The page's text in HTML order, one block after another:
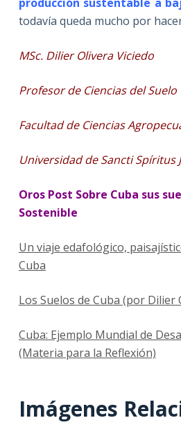
todavía queda mucho por
MSc. Dilier Olivera Viciedo
Profesor de Ciencias del Suelo
Facultad de Ciencias
Universidad de Sancti Spíritus
Oros Post Sobre Cuba sus
Sostenible
Un viaje edafológico,
Cuba
Los Suelos de Cuba (por Dilier
Cuba: Ejemplo Mundial de
(Materia para la Reflexión)
Imágenes